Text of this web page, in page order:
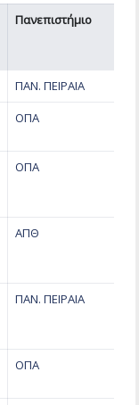
Πανεπιστήμιο
ΠΑΝ. ΠΕΙΡΑΙΑ
ΟΠΑ
ΟΠΑ
ΑΠΘ
ΠΑΝ. ΠΕΙΡΑΙΑ
ΟΠΑ